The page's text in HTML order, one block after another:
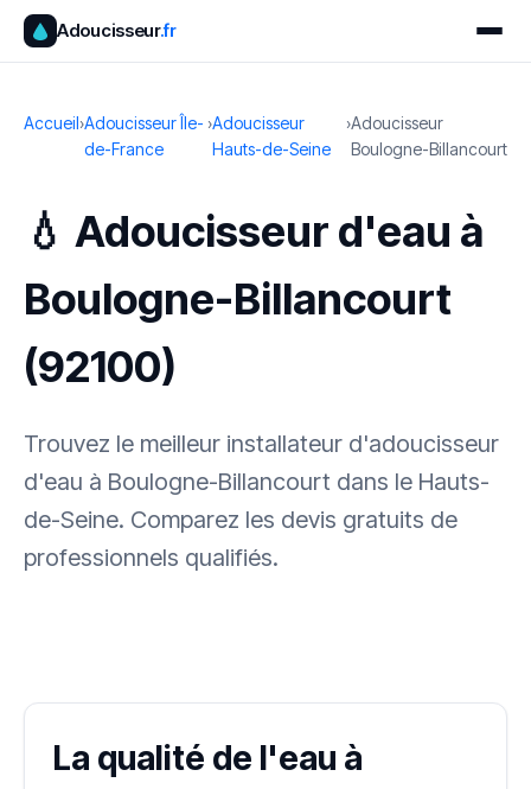
Adoucisseur.fr
Accueil›Adoucisseur Île-
de-France
›Adoucisseur
Hauts-de-Seine
›Adoucisseur
Boulogne-Billancourt
💧 Adoucisseur d'eau à
Boulogne-Billancourt
(92100)
Trouvez le meilleur installateur d'adoucisseur
d'eau à Boulogne-Billancourt dans le Hauts-
de-Seine. Comparez les devis gratuits de
professionnels qualifiés.
La qualité de l'eau à